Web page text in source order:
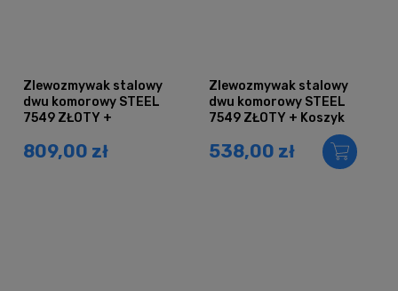
Zlewozmywak stalowy
dwu komorowy STEEL
7549 ZŁOTY +
Bateria AFINO
809,00 zł
Zlewozmywak stalowy
dwu komorowy STEEL
7549 ZŁOTY + Koszyk
538,00 zł